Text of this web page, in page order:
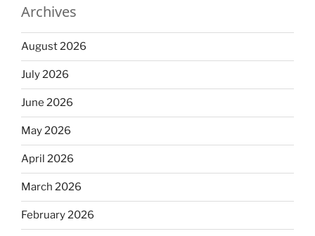
Archives
August 2026
July 2026
June 2026
May 2026
April 2026
March 2026
February 2026